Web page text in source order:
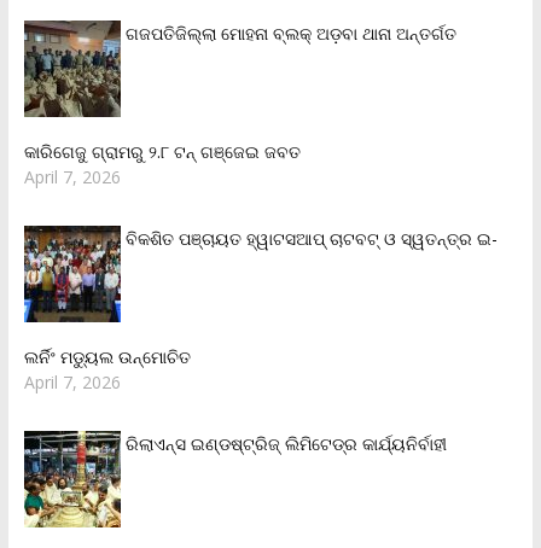
ଗଜପତିଜିଲ୍ଲା ମୋହନା ବ୍ଲକ୍‌ ଅଡ଼ବା ଥାନା ଅନ୍ତର୍ଗତ
କାରିଗେଜୁ ଗ୍ରାମରୁ ୨.୮ ଟନ୍ ଗଞ୍ଜେଇ ଜବତ
April 7, 2026
ବିକଶିତ ପଞ୍ଚାୟତ ହ୍ୱାଟସଆପ୍ ଚାଟବଟ୍ ଓ ସ୍ୱତନ୍ତ୍ର ଇ-
ଲର୍ନିଂ ମଡ୍ୟୁଲ ଉନ୍ମୋଚିତ
April 7, 2026
ରିଲାଏନ୍‌ସ ଇଣ୍ଡଷ୍ଟ୍ରିଜ୍ ଲିମିଟେଡ୍‌ର କାର୍ଯ୍ୟନିର୍ବାହୀ